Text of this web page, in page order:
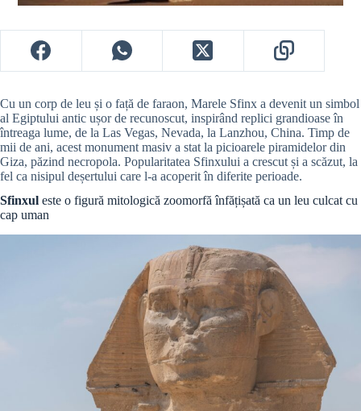
Cu un corp de leu și o față de faraon, Marele Sfinx a devenit un simbol
al Egiptului antic ușor de recunoscut, inspirând replici grandioase în
întreaga lume, de la Las Vegas, Nevada, la Lanzhou, China. Timp de
mii de ani, acest monument masiv a stat la picioarele piramidelor din
Giza, păzind necropola. Popularitatea Sfinxului a crescut și a scăzut, la
fel ca nisipul deșertului care l-a acoperit în diferite perioade.
Sfinxul este o figură mitologică zoomorfă înfățișată ca un leu culcat cu
cap uman